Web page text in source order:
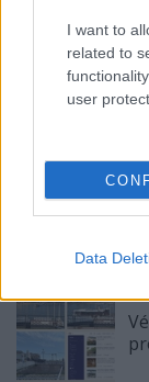
I want to
related to
user
Data
Ajánlott